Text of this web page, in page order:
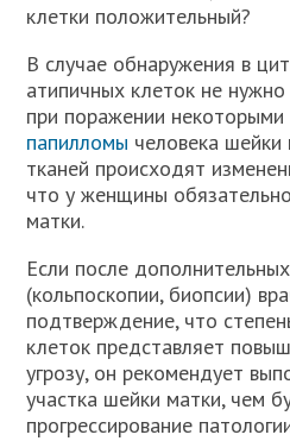
клетки положительный?
В случае обнаружения в
атипичных клеток не
при поражении некоторыми
папилломы человека шейки
тканей происходят
что у женщины
матки.
Если после
(кольпоскопии, биопсии)
подтверждение, что
клеток представляет
угрозу, он рекомендует
участка шейки матки, чем
прогрессирование